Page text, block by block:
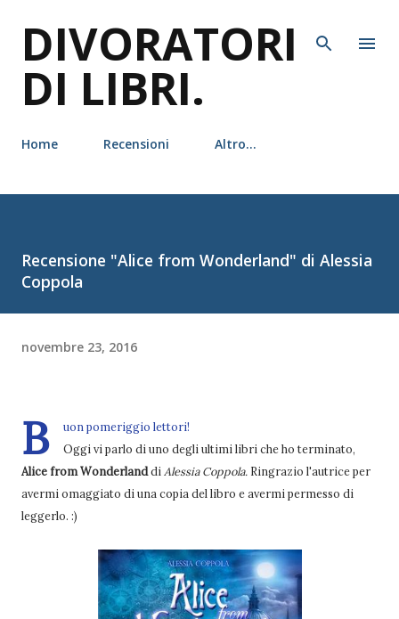
DIVORATORI
DI LIBRI.
Home Recensioni Altro…
Recensione "Alice from Wonderland" di Alessia
Coppola
novembre 23, 2016
B
uon pomeriggio lettori!
Oggi vi parlo di uno degli ultimi libri che ho terminato,
Alice from Wonderlanddi Alessia Coppola. Ringrazio l'autrice per
avermi omaggiato di una copia del libro e avermi permesso di
leggerlo. :)